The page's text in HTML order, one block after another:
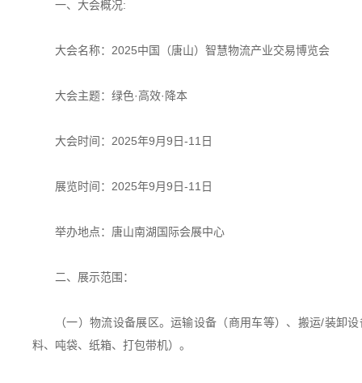
一、大会概况:
大会名称：2025中国（唐山）智慧物流产业交易博览会
大会主题：绿色·高效·降本
大会时间：2025年9月9日-11日
展览时间：2025年9月9日-11日
举办地点：唐山南湖国际会展中心
二、展示范围：
（一）物流设备展区。运输设备（商用车等）、搬运/装卸
料、吨袋、纸箱、打包带机）。